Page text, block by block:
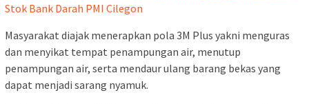
Stok Bank Darah PMI Cilegon
Masyarakat diajak menerapkan pola 3M Plus yakni menguras
dan menyikat tempat penampungan air, menutup
penampungan air, serta mendaur ulang barang bekas yang
dapat menjadi sarang nyamuk.